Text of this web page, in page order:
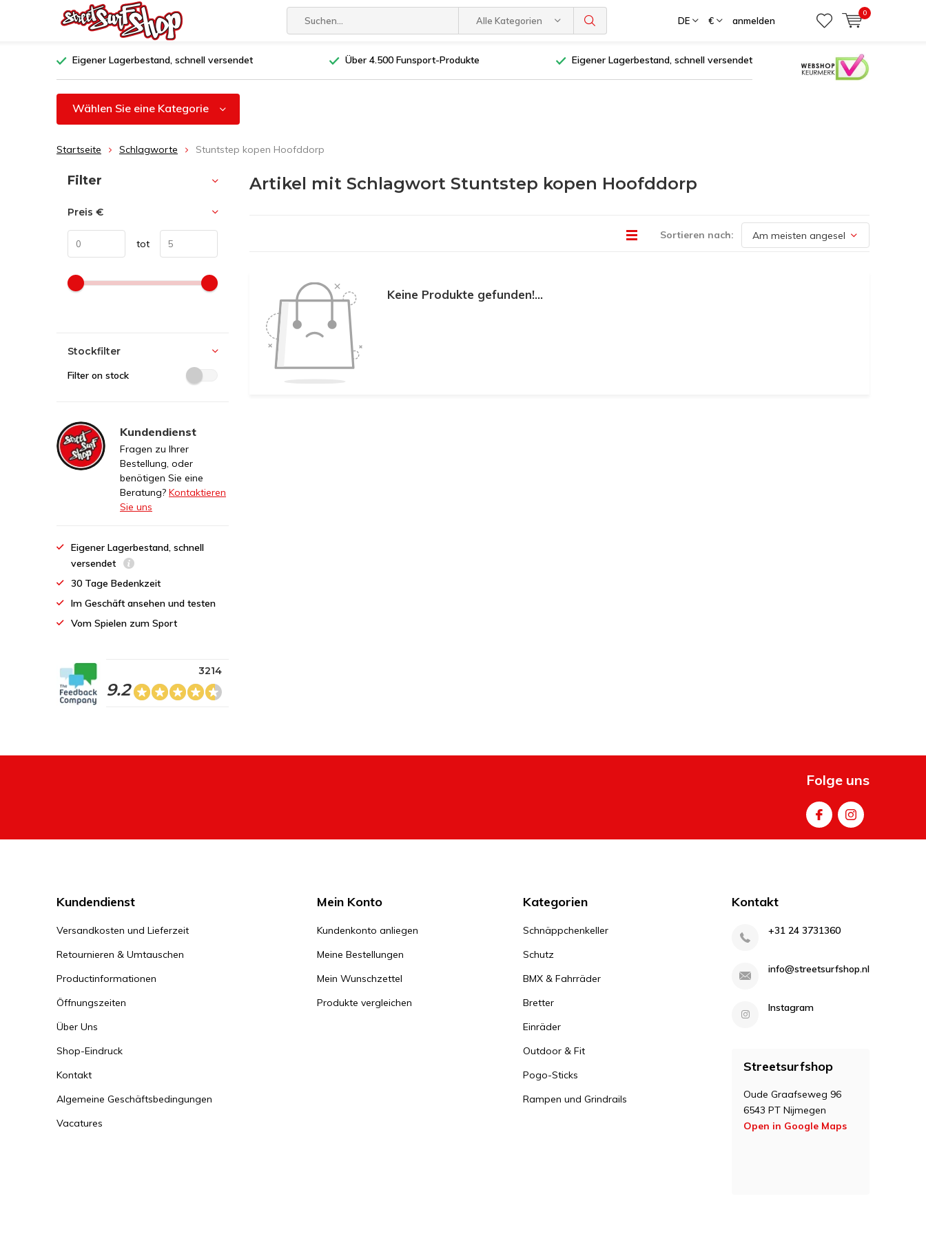
Alle Kategorien DE € anmelden
0
Eigener Lagerbestand, schnell versendet Über 4.500 Funsport-Produkte Eigener Lagerbestand, schnell versendet
Wählen Sie eine Kategorie
Startseite Schlagworte Stuntstep kopen Hoofddorp
Artikel mit Schlagwort Stuntstep kopen Hoofddorp
Sortieren nach:
Keine Produkte gefunden!...
Sortieren nach:
Filter
Preis €
tot
Stockfilter
Filter on stock
Kundendienst
Fragen zu Ihrer
Bestellung, oder
benötigen Sie eine
Beratung? Kontaktieren
Sie uns
Eigener Lagerbestand, schnell
versendet
30 Tage Bedenkzeit
Im Geschäft ansehen und testen
Vom Spielen zum Sport
9.2
3214
Folge uns
Kundendienst
Versandkosten und Lieferzeit
Retournieren & Umtauschen
Productinformationen
Öffnungszeiten
Über Uns
Shop-Eindruck
Kontakt
Algemeine Geschäftsbedingungen
Vacatures
Mein Konto
Kundenkonto anliegen
Meine Bestellungen
Mein Wunschzettel
Produkte vergleichen
Kategorien
Schnäppchenkeller
Schutz
BMX & Fahrräder
Bretter
Einräder
Outdoor & Fit
Pogo-Sticks
Rampen und Grindrails
Kontakt
+31 24 3731360
info@streetsurfshop.nl
Instagram
Streetsurfshop
Oude Graafseweg 96
6543 PT Nijmegen
Open in Google Maps